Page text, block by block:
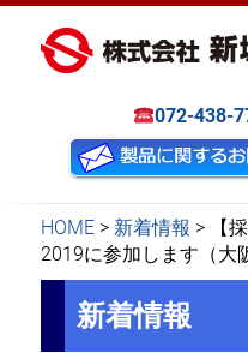
ピアスナット
新城製作所
072-438-
HOME > 新着情報 >
【
2019に参加します（大
新着情報